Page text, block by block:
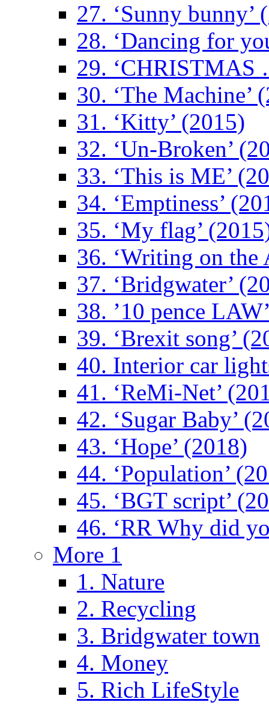
27. ‘Sunny bunny’
28. ‘Dancing for
29. ‘CHRISTMAS
30. ‘The Machine’
31. ‘Kitty’ (2015)
32. ‘Un-Broken’
33. ‘This is ME’
34. ‘Emptiness’
35. ‘My flag’
36. ‘Writing on the
37. ‘Bridgwater’
38. ’10 pence
39. ‘Brexit song’
40. Interior car
41. ‘ReMi-Net’
42. ‘Sugar Baby’
43. ‘Hope’ (2018)
44. ‘Population’
45. ‘BGT script’
46. ‘RR Why did
More 1
1. Nature
2. Recycling
3. Bridgwater town
4. Money
5. Rich LifeStyle